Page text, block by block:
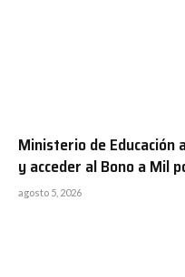
Ministerio de
y acceder al Bono a Mil
agosto 5, 2026